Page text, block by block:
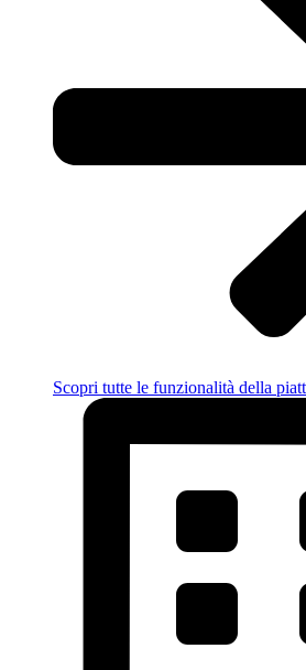
Scopri tutte le funzionalità della